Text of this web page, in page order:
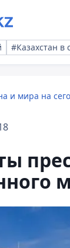
#Казахстан в
и мира на